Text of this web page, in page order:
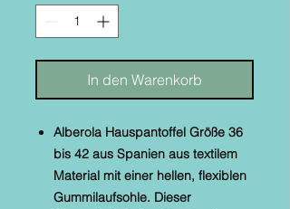
In den Warenkorb
Alberola Hauspantoffel Größe 36
bis 42 aus Spanien aus textilem
Material mit einer hellen, flexiblen
Gummilaufsohle. Dieser